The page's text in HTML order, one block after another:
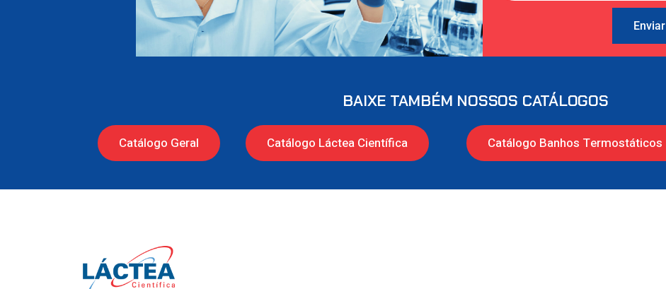
Enviar
BAIXE TAMBÉM NOSSOS CATÁLOGOS
Catálogo Geral Catálogo Láctea Científica Catálogo Banhos Termostáticos